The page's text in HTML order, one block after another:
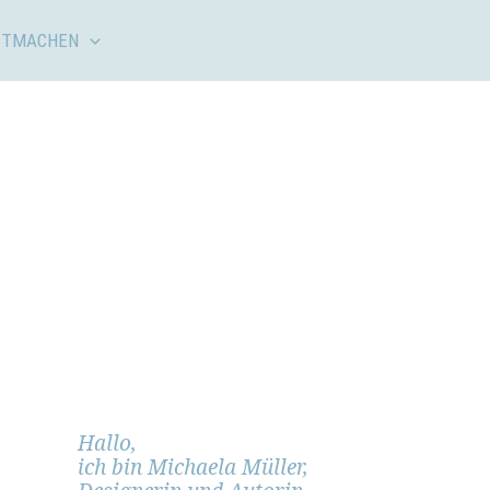
Hallo,
ich bin Michaela Müller,